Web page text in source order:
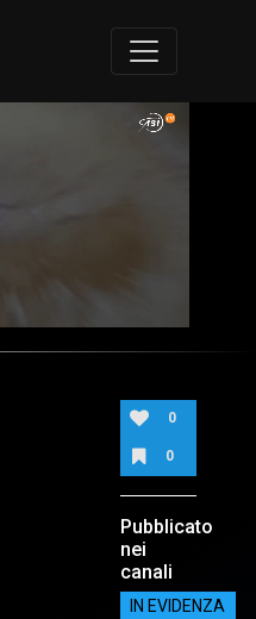
0
0
Pubblicato
nei
canali
IN EVIDENZA